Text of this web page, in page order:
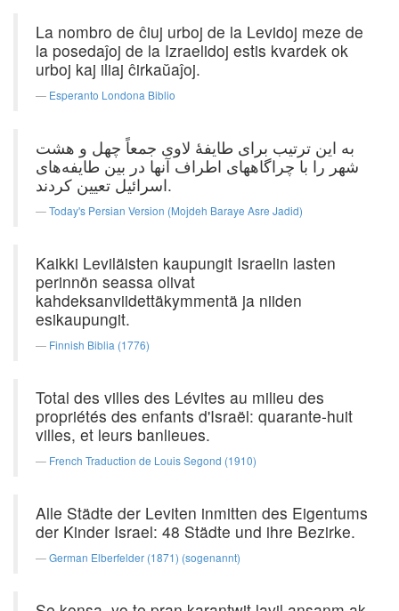
La nombro de ĉiuj urboj de la Levidoj meze de
la posedaĵoj de la Izraelidoj estis kvardek ok
urboj kaj iliaj ĉirkaŭaĵoj.
Esperanto Londona Biblio
به این ترتیب برای طایفهٔ لاوی جمعاً چهل و هشت
شهر را با چراگاههای اطراف آنها در بین طایفه‌های
اسرائیل تعیین کردند.
Today's Persian Version (Mojdeh Baraye Asre Jadid)
Kaikki Leviläisten kaupungit Israelin lasten
perinnön seassa olivat
kahdeksanviidettäkymmentä ja niiden
esikaupungit.
Finnish Biblia (1776)
Total des villes des Lévites au milieu des
propriétés des enfants d'Israël: quarante-huit
villes, et leurs banlieues.
French Traduction de Louis Segond (1910)
Alle Städte der Leviten inmitten des Eigentums
der Kinder Israel: 48 Städte und ihre Bezirke.
German Elberfelder (1871) (sogenannt)